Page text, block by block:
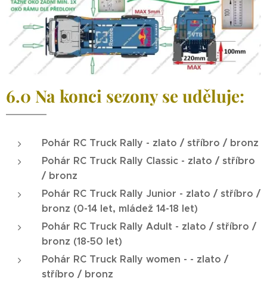
6.0 Na konci sezony se uděluje:
Pohár RC Truck Rally - zlato / stříbro / bronz
Pohár RC Truck Rally Classic - zlato / stříbro
/ bronz
Pohár RC Truck Rally Junior - zlato / stříbro /
bronz (0-14 let, mládež 14-18 let)
Pohár RC Truck Rally Adult - zlato / stříbro /
bronz (18-50 let)
Pohár RC Truck Rally women - - zlato /
stříbro / bronz